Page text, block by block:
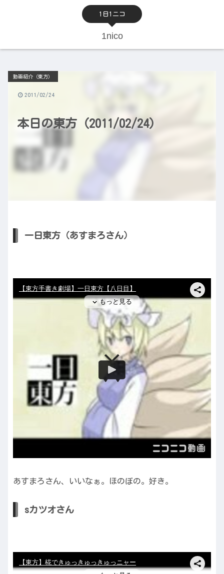
1日1ニコ
1nico
本日の東方（2011/02/24）
動画紹介（東方）
2011/02/24
一日東方（あすまろさん）
あすまろさん、いいなぁ。ほのぼの。好き。
sカツオさん